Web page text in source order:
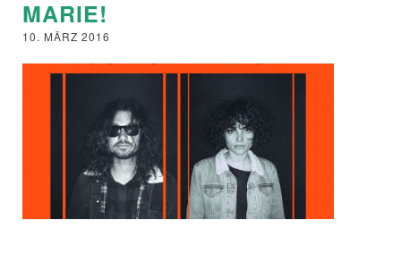
MARIE!
10. MÄRZ 2016